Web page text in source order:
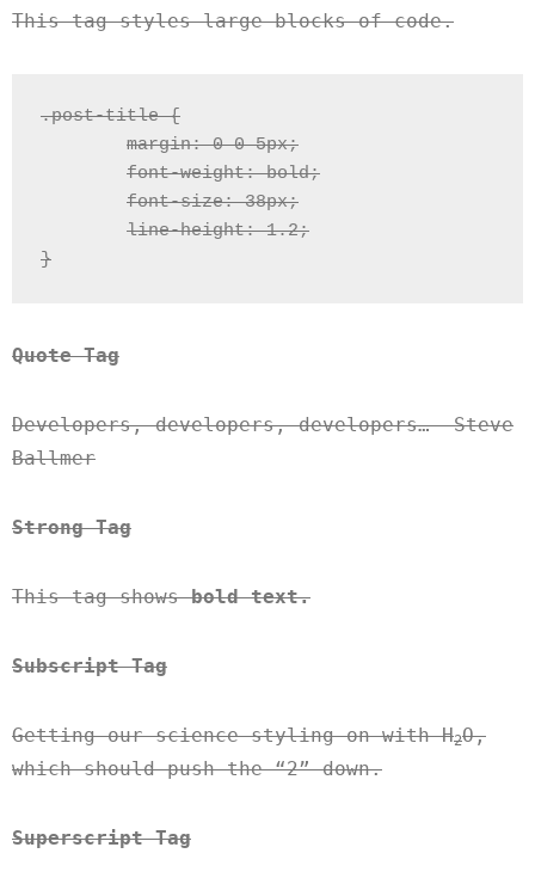
This tag styles large blocks of code.
.post-title {
}
Quote Tag
Developers, developers, developers…–Steve
Ballmer
Strong Tag
This tag showsboldtext.
Subscript Tag
Getting our science styling on with H2O,
which should push the “2” down.
Superscript Tag